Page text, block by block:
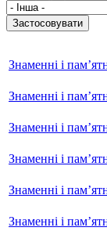
Знаменні і
Знаменні і
Знаменні і
Знаменні і
Знаменні і
Знаменні і